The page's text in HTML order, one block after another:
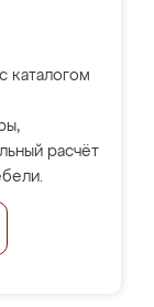
каталогом
расчёт